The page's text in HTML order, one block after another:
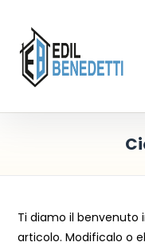
Ti diamo il benvenuto
articolo. Modificalo o